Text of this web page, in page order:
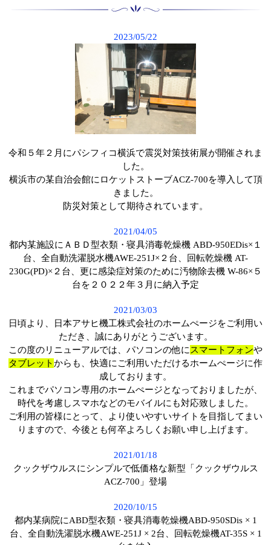
2023/05/22
令和５年２月にパシフィコ横浜で震災対策技術展が開催されま
した。
横浜市の某自治会館にロケットストーブACZ-700を導入して頂
きました。
防災対策として期待されています。
2021/04/05
都内某施設にＡＢＤ型衣類・寝具消毒乾燥機 ABD-950EDis×１
台、全自動洗濯脱水機AWE-251J×２台、回転乾燥機 AT-
230G(PD)×２台、更に感染症対策のために汚物除去機 W-86×５
台を２０２２年３月に納入予定
2021/03/03
日頃より、日本アサヒ機工株式会社のホームぺージをご利用い
ただき、誠にありがとうございます。
この度のリニューアルでは、パソコンの他に スマートフォンや
タブレットからも、快適にご利用いただけるホームぺージに作
成しております。
これまでパソコン専用のホームぺージとなっておりましたが、
時代を考慮しスマホなどのモバイルにも対応致しました。
ご利用の皆様にとって、より使いやすいサイトを目指してまい
りますので、今後とも何卒よろしくお願い申し上げます。
2021/01/18
クックザウルスにシンプルで低価格な新型「クックザウルス
ACZ-700」登場
2020/10/15
都内某病院にABD型衣類・寝具消毒乾燥機ABD-950SDis × 1
台、全自動洗濯脱水機AWE-251J × 2台、回転乾燥機AT-35S × 1